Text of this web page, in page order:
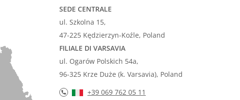
SEDE CENTRALE
ul. Szkolna 15,
47-225 Kędzierzyn-Koźle, Poland
FILIALE DI VARSAVIA
ul. Ogarów Polskich 54a,
96-325 Krze Duże (k. Varsavia), Poland
+39 069 762 05 11